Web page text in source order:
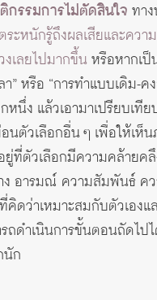
กรรมการไม่ตัดสินใจ ทา
ระหนักรู้ถึงผลเสียและควา
งเลยไปมากขึ้นหรือหากเป็
” หรือ “การทำแบบเดิม-ค
นึ่ง แล้วเอามาเปรียบเทีย
นตัวเลือกอื่น ๆ เพื่อให้เห็
ที่ตัวเลือกมีความคล้ายค
อารมณ์ ความสัมพันธ์ ค
คิดว่าเหมาะสมกับตัวเองแ
ถดำเนินการขั้นตอนถัดไป
นัก